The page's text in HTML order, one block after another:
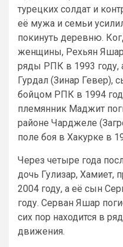
турецких солдат и
её мужа и семьи
покинуть деревню.
женщины, Рехьян Яшар
ряды РПК в 1993 году,
Гурдал (Зинар Гевер),
бойцом РПК в 1994
племянник Маджит
районе Чарджеле
поле боя в Хакурке в
Через четыре года
дочь Гулизар, Хамиет,
2004 году, а её сын
году. Серван Яшар
сих пор находится в
движения.